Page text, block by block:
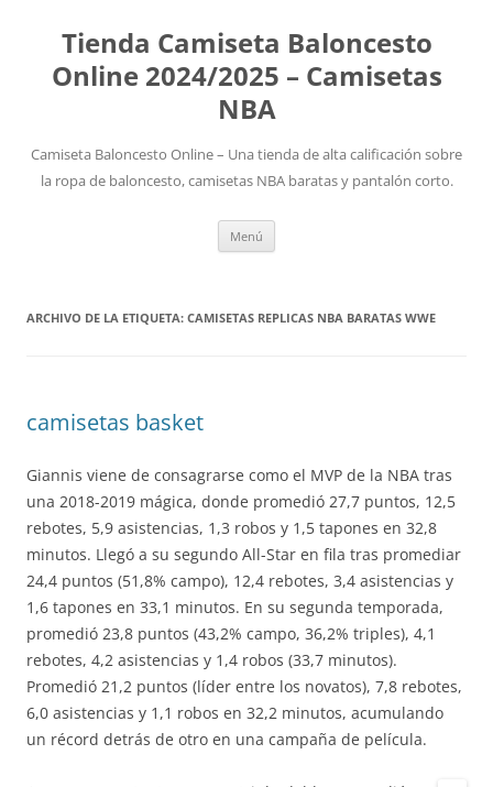
Tienda Camiseta Baloncesto
Online 2024/2025 – Camisetas
NBA
Camiseta Baloncesto Online – Una tienda de alta calificación sobre
la ropa de baloncesto, camisetas NBA baratas y pantalón corto.
Menú
ARCHIVO DE LA ETIQUETA: CAMISETAS REPLICAS NBA BARATAS WWE
camisetas basket
Giannis viene de consagrarse como el MVP de la NBA tras
una 2018-2019 mágica, donde promedió 27,7 puntos, 12,5
rebotes, 5,9 asistencias, 1,3 robos y 1,5 tapones en 32,8
minutos. Llegó a su segundo All-Star en fila tras promediar
24,4 puntos (51,8% campo), 12,4 rebotes, 3,4 asistencias y
1,6 tapones en 33,1 minutos. En su segunda temporada,
promedió 23,8 puntos (43,2% campo, 36,2% triples), 4,1
rebotes, 4,2 asistencias y 1,4 robos (33,7 minutos).
Promedió 21,2 puntos (líder entre los novatos), 7,8 rebotes,
6,0 asistencias y 1,1 robos en 32,2 minutos, acumulando
un récord detrás de otro en una campaña de película.